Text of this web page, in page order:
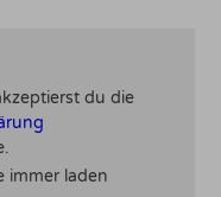
du die
immer laden